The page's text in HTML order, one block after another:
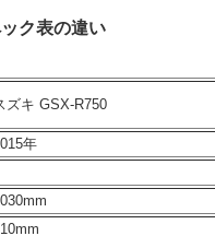
ク表の違い
ズキ GSX-R750
年